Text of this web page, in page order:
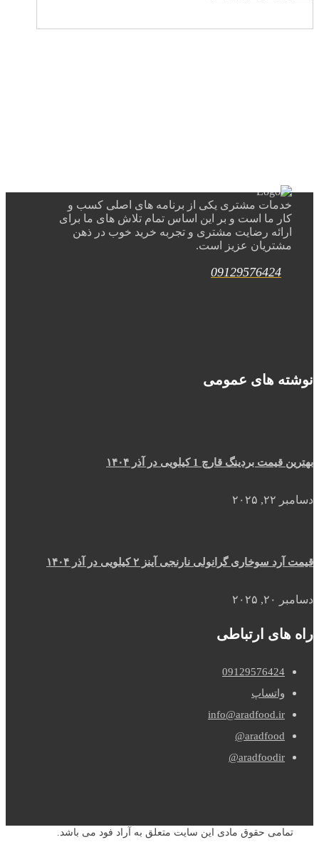
خدمات مشتری یکی از برنامه های اصلی کسب و
کار ما است و بر این اساس تمام تلاش های ما برای
ارائه رضایت مشتری و تجربه خرید خوب در ذهن
مشتریان عزیز است.
09129576424
نوشته های عمومی
بهترین قیمت بردینگ قارچ 1 کیلویی در آذر ۱۴۰۴
دسامبر ۲۲, ۲۰۲۵
قیمت آرد سوخاری گرانولی نارنجی آینز ۲ کیلویی در آذر ۱۴۰۴
دسامبر ۲۰, ۲۰۲۵
راه های ارتباطی
09129576424
واتساپ
info@aradfood.ir
aradfood@
aradfoodir@
تمامی حقوق مادی این سایت متعلق به آراد فود می باشد.